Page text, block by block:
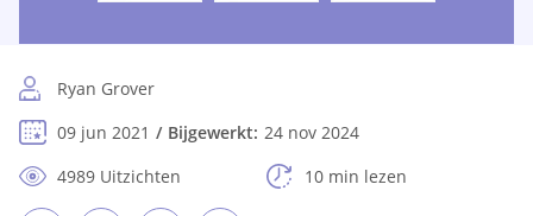
Ryan Grover
09 jun 2021
Bijgewerkt: 24 nov 2024
4989 Uitzichten
10 min lezen